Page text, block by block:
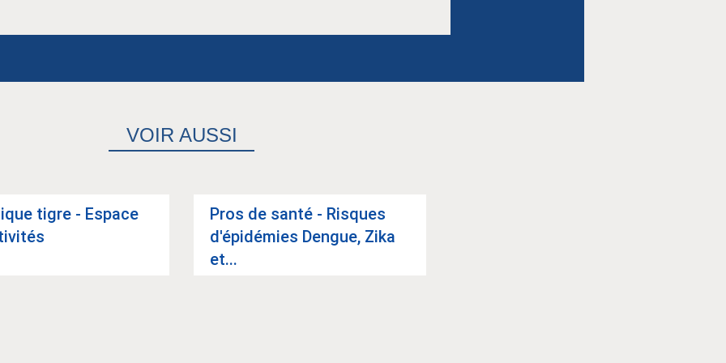
VOIR AUSSI
tigre - Espace
Pros de santé - Risques
d'épi­dé­mies Dengue, Zika
et...